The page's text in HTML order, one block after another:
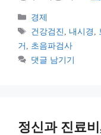
카
테
리
경제
태
그
건강검진 내시경
거
초음파검사
댓글 남기기
정신과 진료